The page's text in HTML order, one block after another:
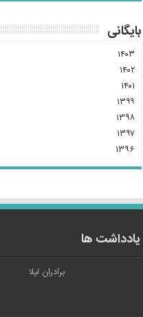
بایگانی
۱۴۰۳
۱۴۰۲
۱۴۰۱
۱۳۹۹
۱۳۹۸
۱۳۹۷
۱۳۹۶
یادداشت ها
برادران لیلا